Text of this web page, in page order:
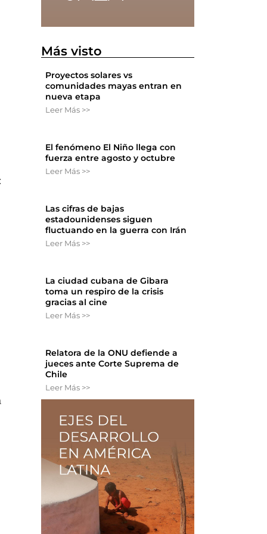
Más visto
Proyectos solares vs
comunidades mayas entran en
nueva etapa
Leer Más >>
El fenómeno El Niño llega con
fuerza entre agosto y octubre
Leer Más >>
Las cifras de bajas
estadounidenses siguen
fluctuando en la guerra con Irán
Leer Más >>
La ciudad cubana de Gibara
toma un respiro de la crisis
gracias al cine
Leer Más >>
Relatora de la ONU defiende a
jueces ante Corte Suprema de
Chile
Leer Más >>